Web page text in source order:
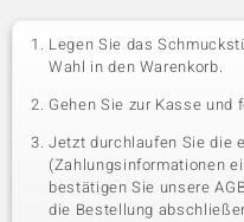
Legen Sie das
Wahl in den Warenkorb.
Gehen Sie zur Kasse und
Jetzt durchlaufen Sie die
(Zahlungsinformationen
bestätigen Sie unsere
die Bestellung